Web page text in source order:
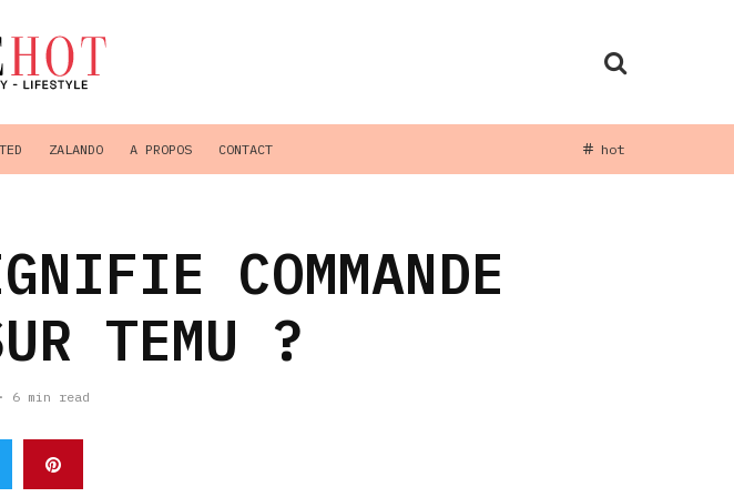
ZALANDO A PROPOS CONTACT hot
COMMANDE
TEMU ?
· 6 min read